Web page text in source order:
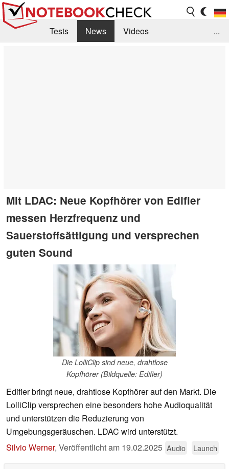
Tests News
Videos
...
Mit LDAC: Neue Kopfhörer von Edifier
messen Herzfrequenz und
Sauerstoffsättigung und versprechen
guten Sound
Die LolliClip sind neue, drahtlose
Kopfhörer (Bildquelle: Edifier)
Edifier bringt neue, drahtlose Kopfhörer auf den Markt. Die
LolliClip versprechen eine besonders hohe Audioqualität
und unterstützen die Reduzierung von
Umgebungsgeräuschen. LDAC wird unterstützt.
Silvio Werner, Veröffentlicht am 19.02.2025 Audio Launch